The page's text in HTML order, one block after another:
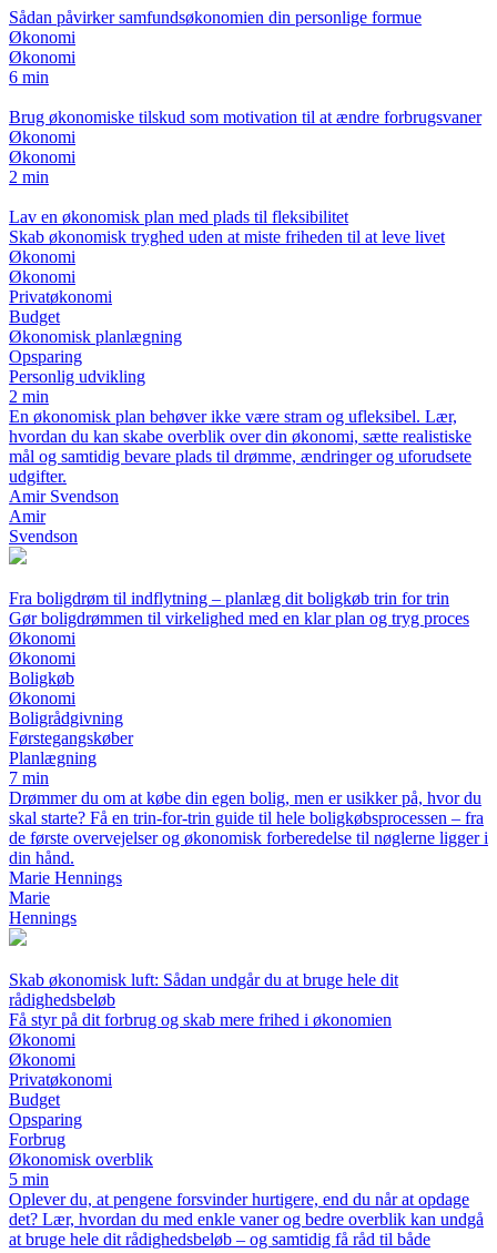
Sådan påvirker samfundsøkonomien din personlige formue
Økonomi
Økonomi
6 min
Brug økonomiske tilskud som motivation til at ændre forbrugsvaner
Økonomi
Økonomi
2 min
Lav en økonomisk plan med plads til fleksibilitet
Skab økonomisk tryghed uden at miste friheden til at leve livet
Økonomi
Økonomi
Privatøkonomi
Budget
Økonomisk planlægning
Opsparing
Personlig udvikling
2 min
En økonomisk plan behøver ikke være stram og ufleksibel. Lær,
hvordan du kan skabe overblik over din økonomi, sætte realistiske
mål og samtidig bevare plads til drømme, ændringer og uforudsete
udgifter.
Amir Svendson
Amir
Svendson
Fra boligdrøm til indflytning – planlæg dit boligkøb trin for trin
Gør boligdrømmen til virkelighed med en klar plan og tryg proces
Økonomi
Økonomi
Boligkøb
Økonomi
Boligrådgivning
Førstegangskøber
Planlægning
7 min
Drømmer du om at købe din egen bolig, men er usikker på, hvor du
skal starte? Få en trin-for-trin guide til hele boligkøbsprocessen – fra
de første overvejelser og økonomisk forberedelse til nøglerne ligger i
din hånd.
Marie Hennings
Marie
Hennings
Skab økonomisk luft: Sådan undgår du at bruge hele dit
rådighedsbeløb
Få styr på dit forbrug og skab mere frihed i økonomien
Økonomi
Økonomi
Privatøkonomi
Budget
Opsparing
Forbrug
Økonomisk overblik
5 min
Oplever du, at pengene forsvinder hurtigere, end du når at opdage
det? Lær, hvordan du med enkle vaner og bedre overblik kan undgå
at bruge hele dit rådighedsbeløb – og samtidig få råd til både